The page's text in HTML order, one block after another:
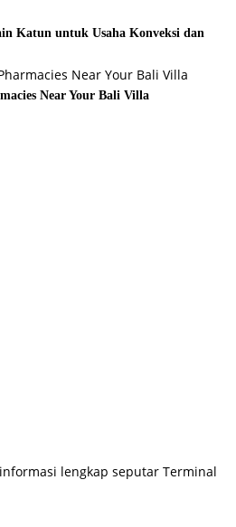
Katun untuk Usaha Konveksi dan
Near Your Bali Villa
lengkap seputar Terminal